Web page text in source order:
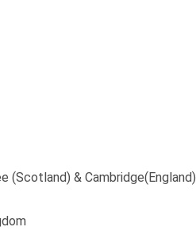
(Scotland) & Cambridge(England)